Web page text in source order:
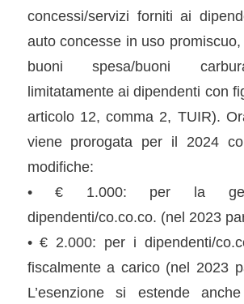
concessi/servizi forniti ai
auto concesse in uso
buoni spesa/buoni
limitatamente ai dipendenti con
articolo 12, comma 2, TUIR).
viene prorogata per il 2024
modifiche:
• € 1.000: per la
dipendenti/co.co.co. (nel 2023
• € 2.000: per i dipendenti/
fiscalmente a carico (nel 2023
L’esenzione si estende